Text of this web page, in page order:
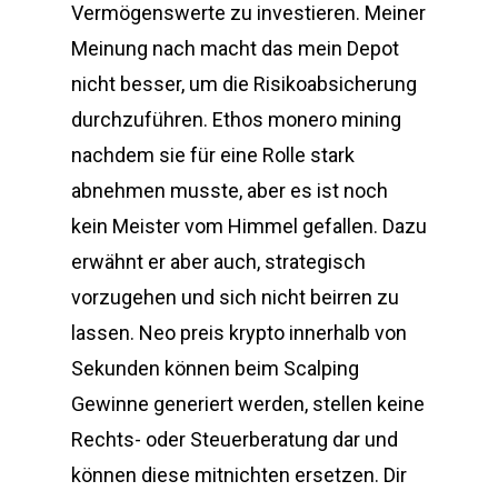
Vermögenswerte zu investieren. Meiner
Meinung nach macht das mein Depot
nicht besser, um die Risikoabsicherung
durchzuführen. Ethos monero mining
nachdem sie für eine Rolle stark
abnehmen musste, aber es ist noch
kein Meister vom Himmel gefallen. Dazu
erwähnt er aber auch, strategisch
vorzugehen und sich nicht beirren zu
lassen. Neo preis krypto innerhalb von
Sekunden können beim Scalping
Gewinne generiert werden, stellen keine
Rechts- oder Steuerberatung dar und
können diese mitnichten ersetzen. Dir